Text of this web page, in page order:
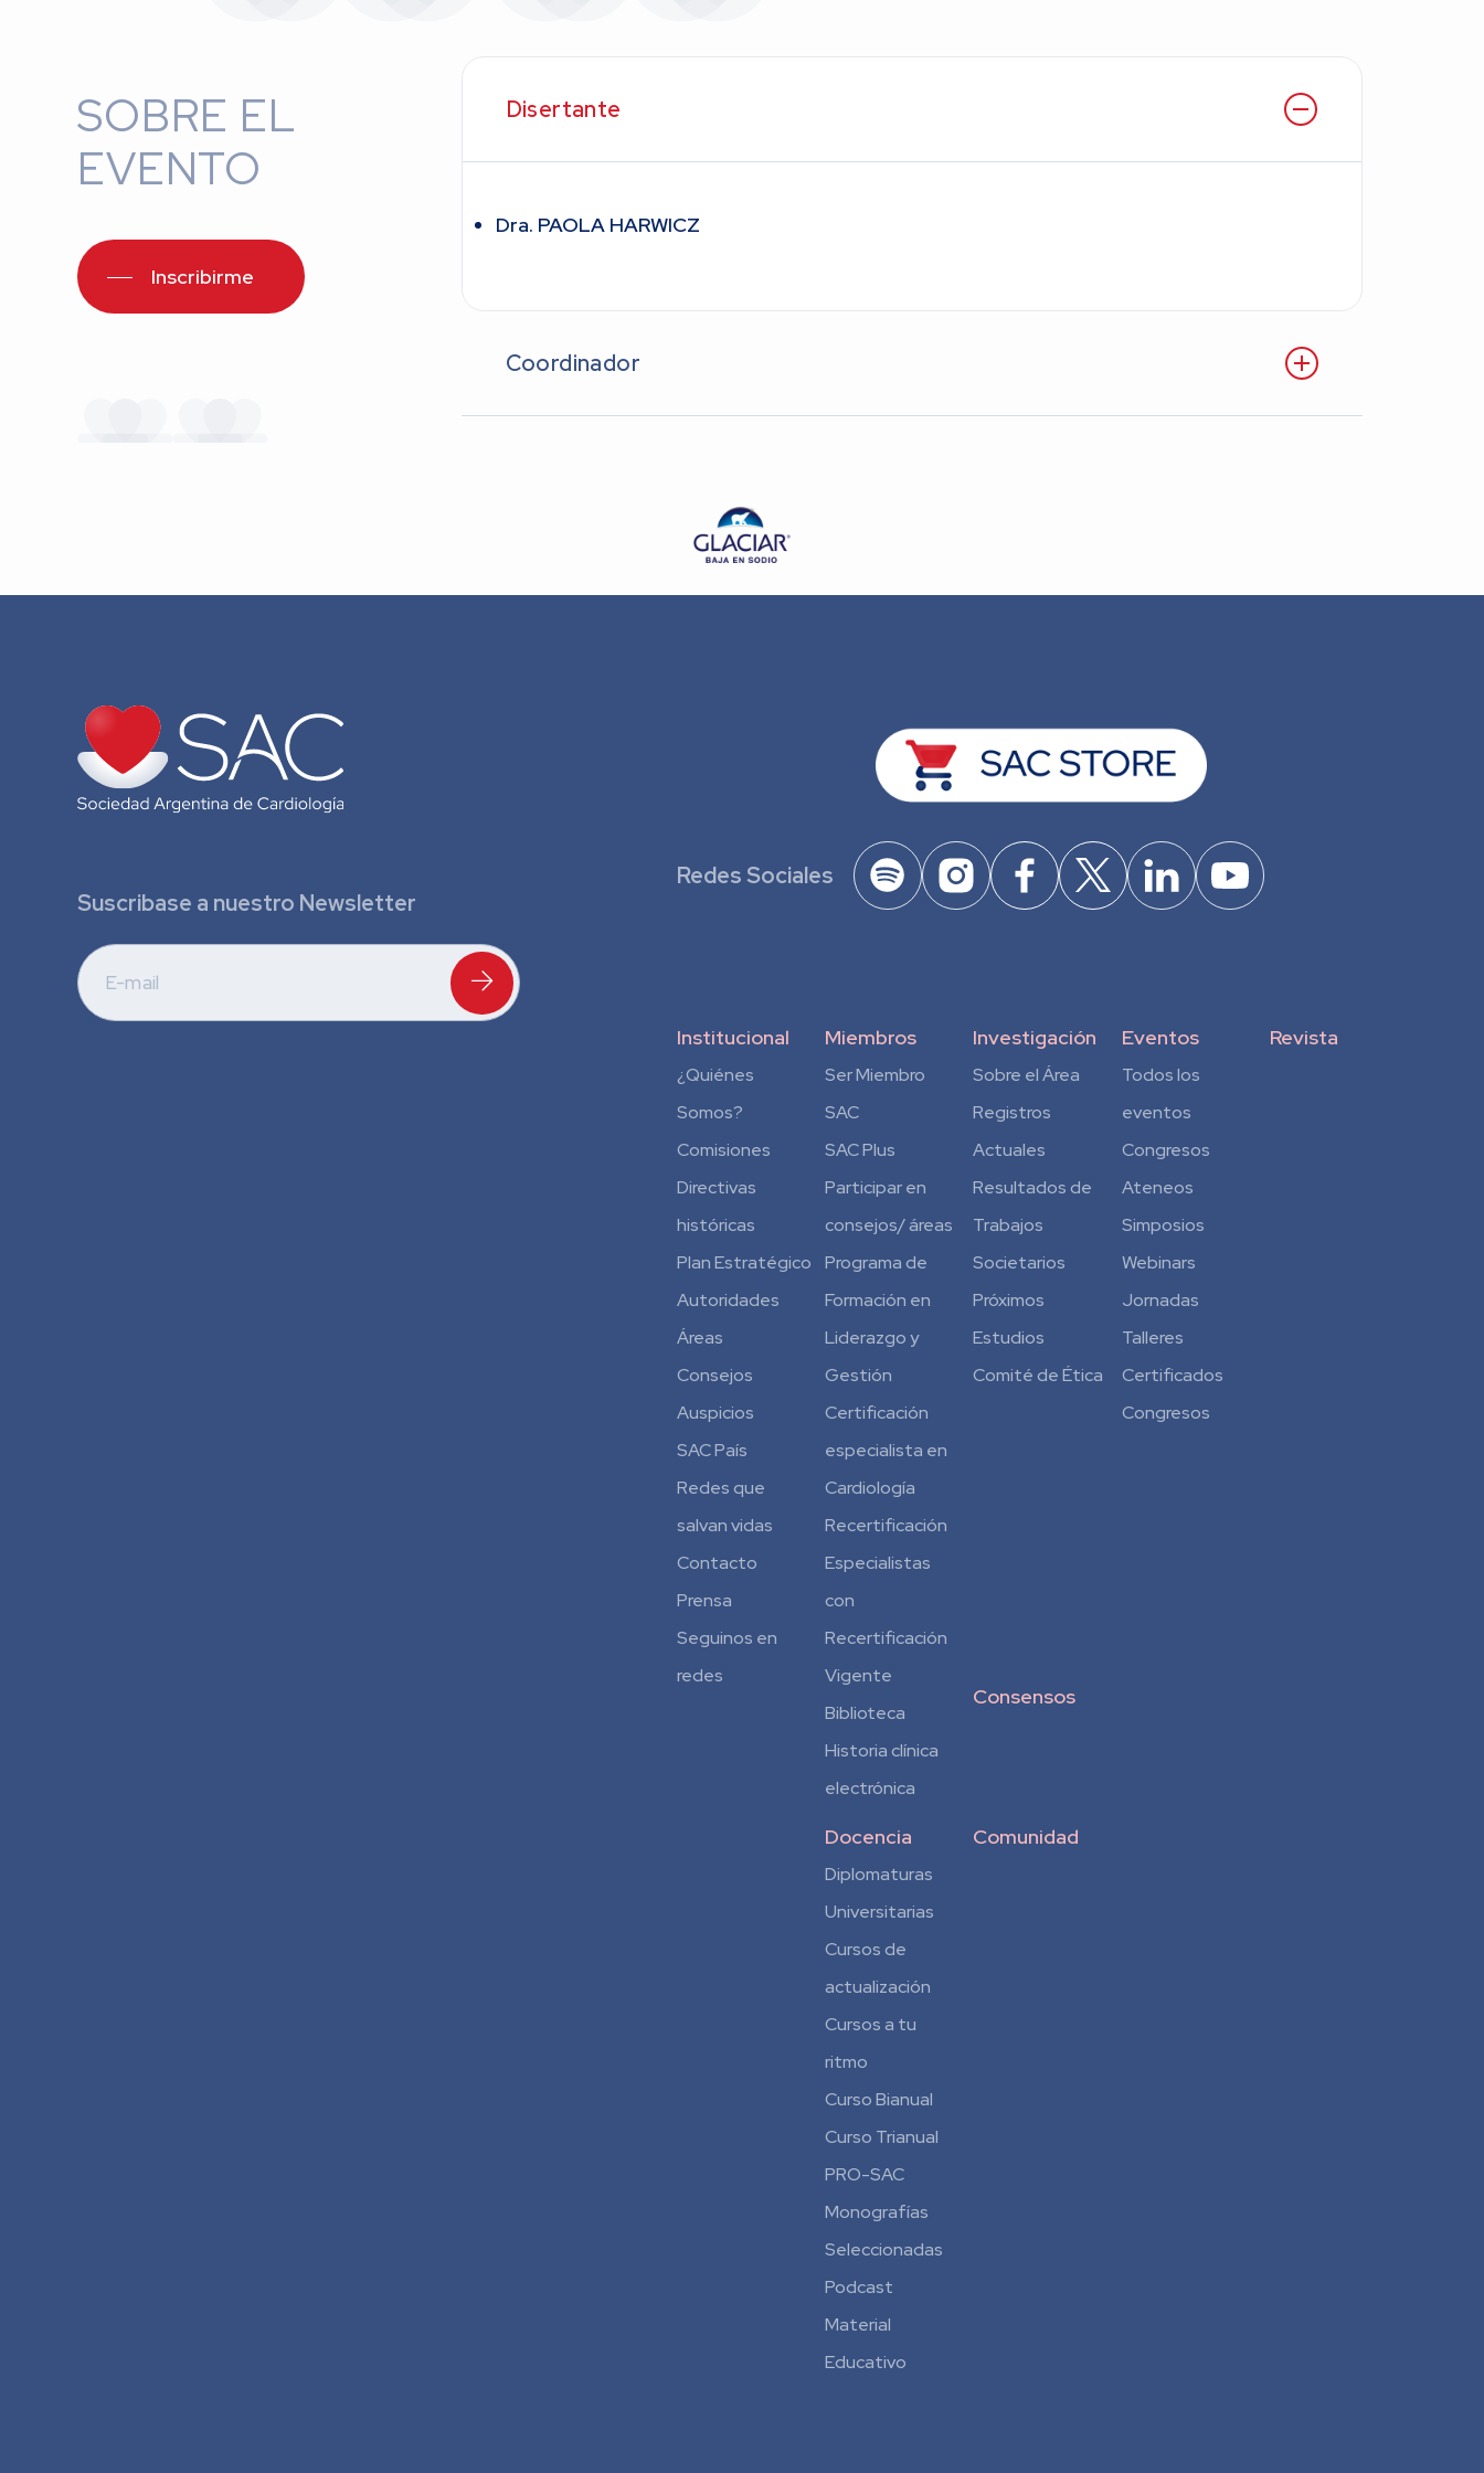
SOBRE EL
EVENTO
Inscribirme
Disertante
Dra. PAOLA HARWICZ
Coordinador
Suscribase a nuestro Newsletter
Redes Sociales
Institucional
¿Quiénes
Somos?
Comisiones
Directivas
históricas
Plan Estratégico
Autoridades
Áreas
Consejos
Auspicios
SAC País
Redes que
salvan vidas
Contacto
Prensa
Seguinos en
redes
Miembros
Ser Miembro
SAC
SAC Plus
Participar en
consejos/ áreas
Programa de
Formación en
Liderazgo y
Gestión
Certificación
especialista en
Cardiología
Recertificación
Especialistas
con
Recertificación
Vigente
Biblioteca
Historia clínica
electrónica
Docencia
Diplomaturas
Universitarias
Cursos de
actualización
Cursos a tu
ritmo
Curso Bianual
para
Residentes
Curso Trianual
PRO-SAC
Monografías
Seleccionadas
Podcast
Material
Educativo
Investigación
Sobre el Área
Registros
Actuales
Resultados de
Trabajos
Societarios
Próximos
Estudios
Comité de Ética
Consensos
Eventos
Todos los
eventos
Congresos
Ateneos
Simposios
Webinars
Jornadas
Talleres
Certificados
Congresos
Revista
Comunidad